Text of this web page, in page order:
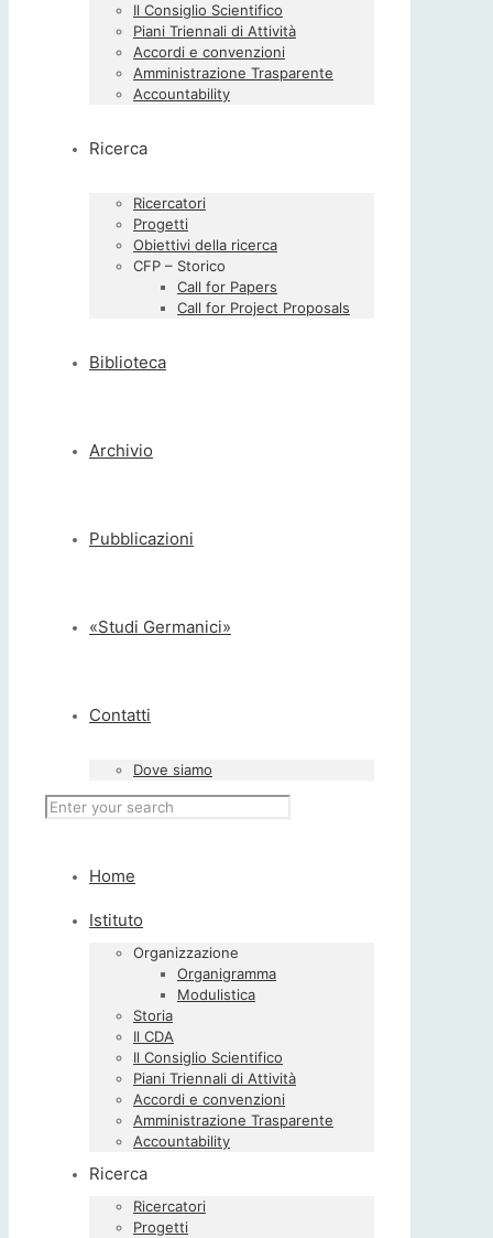
Il Consiglio Scientifico
Piani Triennali di Attività
Accordi e convenzioni
Amministrazione Trasparente
Accountability
Ricerca
Ricercatori
Progetti
Obiettivi della ricerca
CFP – Storico
Call for Papers
Call for Project Proposals
Biblioteca
Archivio
Pubblicazioni
«Studi Germanici»
Contatti
Dove siamo
Home
Istituto
Organizzazione
Organigramma
Modulistica
Storia
Il CDA
Il Consiglio Scientifico
Piani Triennali di Attività
Accordi e convenzioni
Amministrazione Trasparente
Accountability
Ricerca
Ricercatori
Progetti